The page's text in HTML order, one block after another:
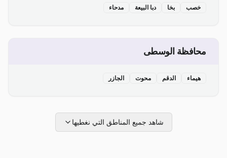
خصب بخا دبا البيعة مدحاء
محافظة الوسطى
هيماء الدقم محوت الجازر
شاهد جميع المناطق التي نغطيها